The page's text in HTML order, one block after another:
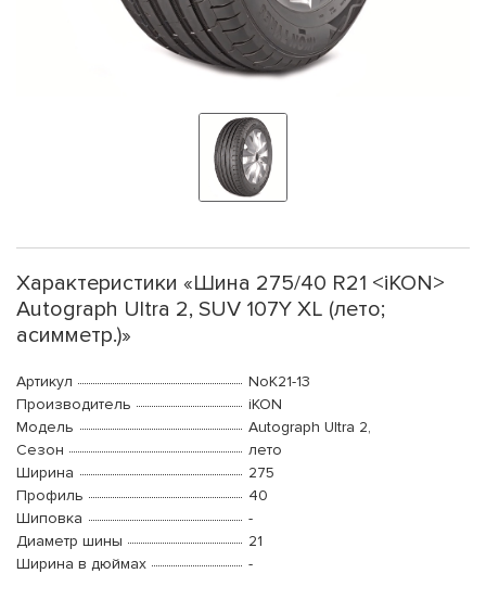
Характеристики «Шина 275/40 R21 <iKON>
Autograph Ultra 2, SUV 107Y XL (лето;
асимметр.)»
Артикул
NoK21-13
Производитель
iKON
Модель
Autograph Ultra 2,
Сезон
лето
Ширина
275
Профиль
40
Шиповка
-
Диаметр шины
21
Ширина в дюймах
-